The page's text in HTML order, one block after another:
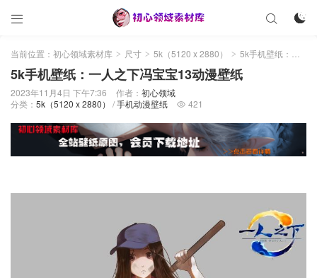
 

当前位置： 初心领域素材库 > 尺寸 > 5k（5120 x 2880） > 5k手机壁纸：一人之下冯宝宝13动漫壁纸
5k手机壁纸：一人之下冯宝宝13动漫壁纸
2023年11月4日 下午7:36 作者： 初心领域
分类： 5k（5120 x 2880） /手机动漫壁纸  421